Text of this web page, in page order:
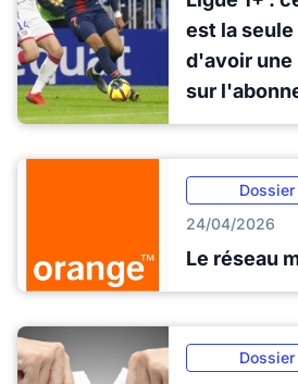
est la
d'avoir une
sur
Dossier
24/04/2026
Le réseau
Dossier